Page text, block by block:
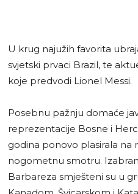
U krug najužih favorita
svjetski prvaci Brazil, te
koje predvodi Lionel Messi.
Posebnu pažnju domaće
reprezentacije Bosne i
godina ponovo plasirala na
nogometnu smotru.
Barbareza smješteni su u